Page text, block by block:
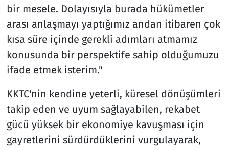
bir mesele. Dolayısıyla burada hükümetler
arası anlaşmayı yaptığımız andan itibaren çok
kısa süre içinde gerekli adımları atmamız
konusunda bir perspektife sahip olduğumuzu
ifade etmek isterim."
KKTC'nin kendine yeterli, küresel dönüşümleri
takip eden ve uyum sağlayabilen, rekabet
gücü yüksek bir ekonomiye kavuşması için
gayretlerini sürdürdüklerini vurgulayarak,